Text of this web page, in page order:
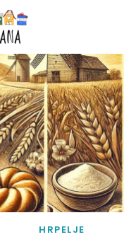
HRPELJE